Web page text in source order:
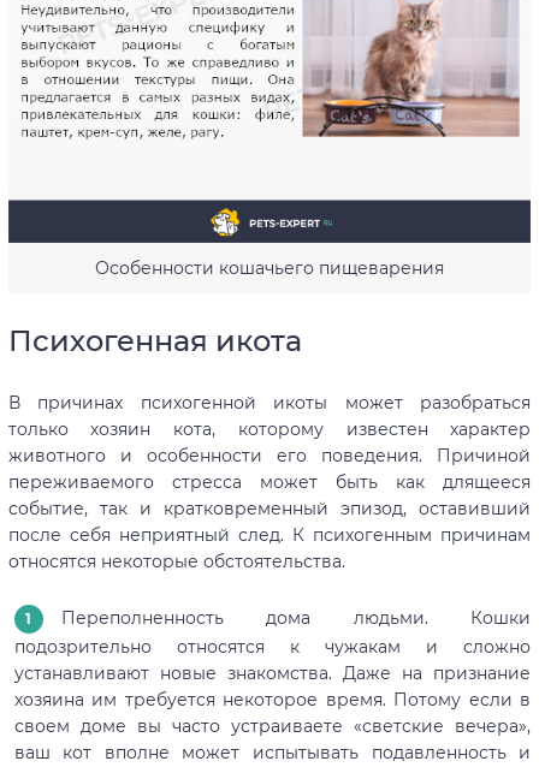
Особенности кошачьего пищеварения
Психогенная икота
В причинах психогенной икоты может разобраться
только хозяин кота, которому известен характер
животного и особенности его поведения. Причиной
переживаемого стресса может быть как длящееся
событие, так и кратковременный эпизод, оставивший
после себя неприятный след. К психогенным причинам
относятся некоторые обстоятельства.
Переполненность дома людьми. Кошки
подозрительно относятся к чужакам и сложно
устанавливают новые знакомства. Даже на признание
хозяина им требуется некоторое время. Потому если в
своем доме вы часто устраиваете «светские вечера»,
ваш кот вполне может испытывать подавленность и